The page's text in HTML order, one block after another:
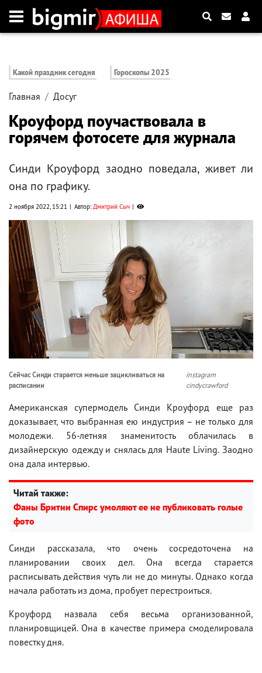
Какой праздник сегодня Гороскопы 2025
Главная Досуг
Кроуфорд поучаствовала в
горячем фотосете для журнала
Синди Кроуфорд заодно поведала, живет ли
она по графику.
2 ноября 2022, 15:21 Автор:Дмитрий Сыч
Сейчас Синди старается меньше зацикливаться на
расписании
instagram
cindycrawford
Американская супермодель Синди Кроуфорд еще раз
доказывает, что выбранная ею индустрия – не только для
молодежи. 56-летняя знаменитость облачилась в
дизайнерскую одежду и снялась для Haute Living. Заодно
она дала интервью.
Читай также:
Фаны Бритни Спирс умоляют ее не публиковать голые
фото
Синди рассказала, что очень сосредоточена на
планировании своих дел. Она всегда старается
расписывать действия чуть ли не до минуты. Однако когда
начала работать из дома, пробует перестроиться.
Кроуфорд назвала себя весьма организованной,
планировщицей. Она в качестве примера смоделировала
повестку дня.